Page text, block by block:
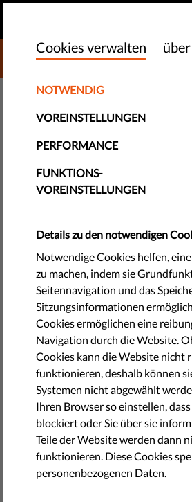
DONATE TO
DEMOKRATIE & GERECHTIGKEIT
Was ist schlecht an
Regierung?
Anhänger von autoritären
Personen, Nicht-Weiße, Kinder und die
unterzuordnen.
by LibertiesEU
Mai 10, 2021
Cookies verwalten
NOTWENDIG
VOREINSTELLUNGEN
PERFORMANCE
FUNKTIONS-
VOREINSTELLUNGEN
Details zu den notwendigen
Notwendige Cookies helfen,
zu machen, indem sie
Seitennavigation und das
Sitzungsinformationen
Cookies ermöglichen eine
Navigation durch die Website.
Cookies kann die Website nicht
funktionieren, deshalb können
Systemen nicht abgewählt
Ihren Browser so einstellen,
blockiert oder Sie über sie
Teile der Website werden dann
funktionieren. Diese Cookies
personenbezogenen Daten.